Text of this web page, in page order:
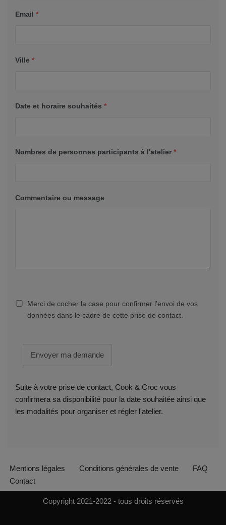
Email *
Ville *
Date et horaire souhaités *
Nombres de personnes participants à l'atelier *
Commentaire ou message
Merci de cocher la case pour confirmer l'envoi de vos
données dans le cadre de cette prise de contact.
Envoyer ma demande
Suite à votre prise de contact, Cook & Croc vous
confirmera sa disponibilité pour la date souhaitée ainsi que
les modalités pour organiser et régler l'atelier.
Mentions légales Conditions générales de vente
FAQ
Contact
Copyright 2021-2022 - tous droits réservés